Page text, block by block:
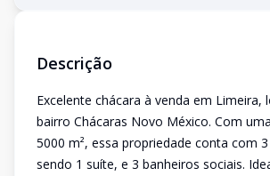
Descrição
Excelente chácara à venda em Limeira,
bairro Chácaras Novo México. Com
5000 m², essa propriedade conta com
sendo 1 suíte, e 3 banheiros sociais.